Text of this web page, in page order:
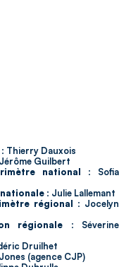
Thierry Dauxois
Jérôme Guilbert
national : Sofia
: Julie Lallemant
régional : Jocelyn
régionale : Séverine
Druilhet
(agence CJP)